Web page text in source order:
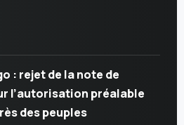
: rejet de la note de
l’autorisation préalable
des peuples